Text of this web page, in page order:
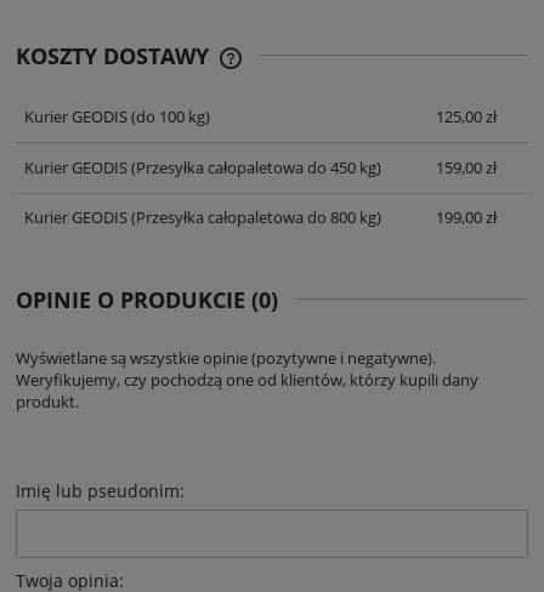
KOSZTY DOSTAWY
Kurier GEODIS(do 100 kg) 125,00 zł
Kurier GEODIS(Przesyłka całopaletowa do 450 kg) 159,00 zł
Kurier GEODIS(Przesyłka całopaletowa do 800 kg) 199,00 zł
OPINIE O PRODUKCIE (0)
Wyświetlane są wszystkie opinie (pozytywne i negatywne).
Weryfikujemy, czy pochodzą one od klientów, którzy kupili dany
produkt.
Imię lub pseudonim:
Twoja opinia: